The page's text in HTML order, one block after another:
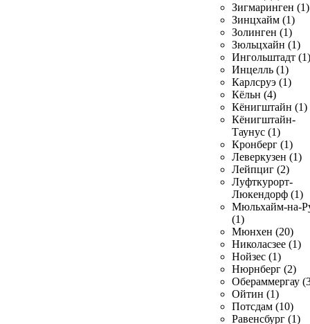
Зигмаринген (1)
Зинцхайм (1)
Золинген (1)
Зюльцхайн (1)
Ингольштадт (1)
Инцелль (1)
Карлсруэ (1)
Кёльн (4)
Кёнигштайн (1)
Кёнигштайн-
Таунус (1)
Кронберг (1)
Леверкузен (1)
Лейпциг (2)
Луфткурорт-
Люкендорф (1)
Мюльхайм-на-
(1)
Мюнхен (20)
Николасзее (1)
Нойзес (1)
Нюрнберг (2)
Обераммергау
Ойтин (1)
Потсдам (10)
Равенсбург (1)